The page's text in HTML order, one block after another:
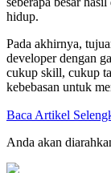
hidup.
Pada akhirnya,
developer dengan
cukup skill, cukup
kebebasan untuk
Baca Artikel
Anda akan